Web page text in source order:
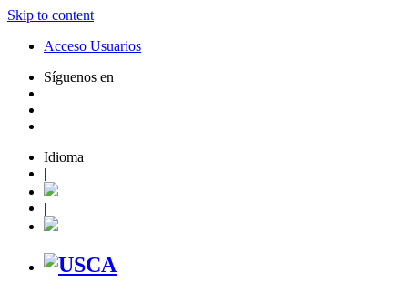
Skip to content
Acceso Usuarios
Síguenos en
Idioma
|
|